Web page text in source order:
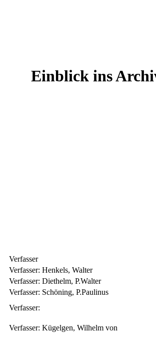
Einblick ins
Verfasser
Verfasser: Henkels, Walter
Verfasser: Diethelm, P.Walter
Verfasser: Schöning, P.Paulinus
Verfasser:
Verfasser: Kügelgen, Wilhelm von